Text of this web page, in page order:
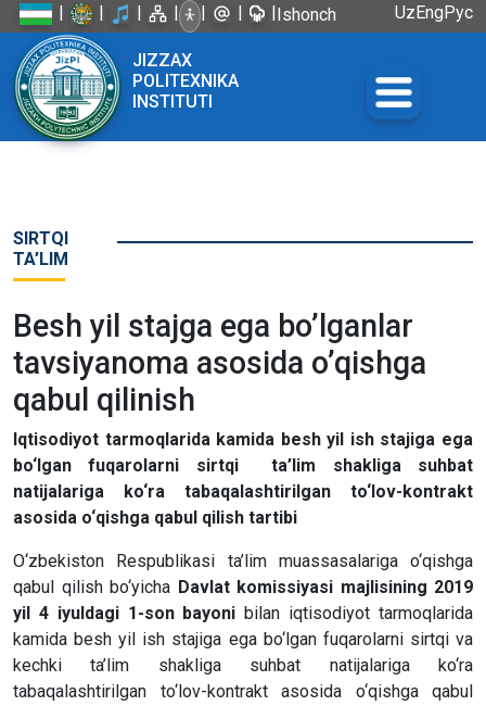
| | | | | | |Ishonch
UzEngРус
JIZZAX
POLITEXNIKA
INSTITUTI
SIRTQI
TA’LIM
Besh yil stajga ega bo’lganlar
tavsiyanoma asosida o’qishga
qabul qilinish
Iqtisodiyot tarmoqlarida kamida besh yil ish stajiga ega
bo‘lgan fuqarolarni sirtqi ta’lim shakliga suhbat
natijalariga ko‘ra tabaqalashtirilgan to‘lov-kontrakt
asosida o‘qishga qabul qilish tartibi
O‘zbekiston Respublikasi ta’lim muassasalariga o‘qishga
qabul qilish bo‘yicha Davlat komissiyasi majlisining 2019
yil 4 iyuldagi 1-son bayoni bilan iqtisodiyot tarmoqlarida
kamida besh yil ish stajiga ega bo‘lgan fuqarolarni sirtqi va
kechki ta’lim shakliga suhbat natijalariga ko‘ra
tabaqalashtirilgan to‘lov-kontrakt asosida o‘qishga qabul